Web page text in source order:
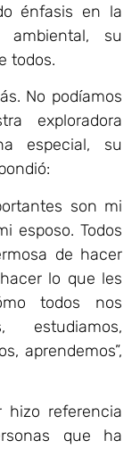
énfasis en la
su
todos.
No podíamos
exploradora
especial, su
son mi
esposo. Todos
de hacer
lo que les
todos nos
estudiamos,
aprendemos”,
hizo referencia
que ha